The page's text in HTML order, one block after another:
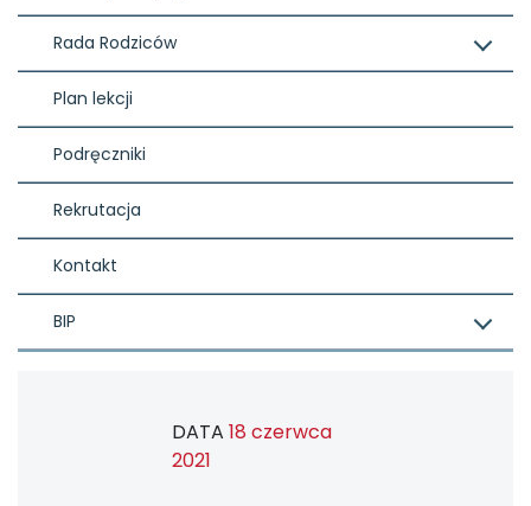
Rada Rodziców
Plan lekcji
Podręczniki
Rekrutacja
Kontakt
BIP
DATA 18 czerwca
2021